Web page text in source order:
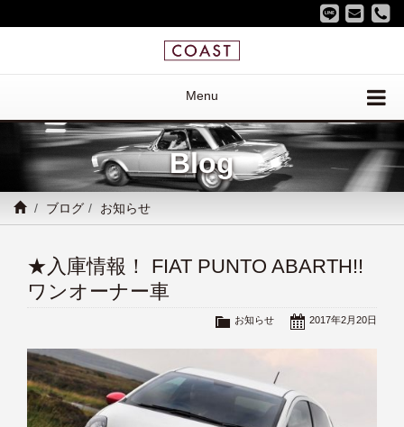
Menu
Blog
ブログ お知らせ
★入庫情報！ FIAT PUNTO ABARTH!!
ワンオーナー車
2017年2月20日
お知らせ